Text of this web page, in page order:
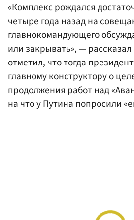
«Комплекс рождался
четыре года назад на
главнокомандующего
или закрывать», —
отметил, что тогда
главному конструктору о
продолжения работ над
на что у Путина попросили